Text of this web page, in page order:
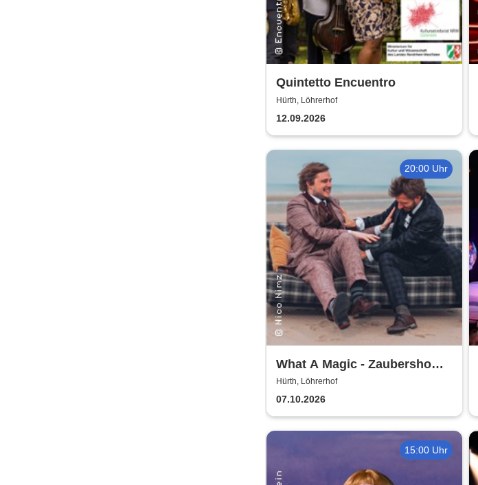
Quintetto Encuentro
Hürth, Löhrerhof
12.09.2026
20:00 Uhr
What A Magic - Zaubershow
mit Toby Rudolph und Nico
Nimz
Hürth, Löhrerhof
07.10.2026
15:00 Uhr